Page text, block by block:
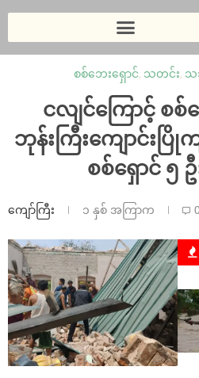
စစ်ဘေးရှောင်, သတင်း, သ
ငလျင်ကြောင့် စ
ဘုန်းကြီးကျောင်းပြို
စစ်ရှောင် ၅
ကျော်ကြီး ၁ နှစ် အကြာက